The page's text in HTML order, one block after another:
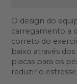
O design do
carregamento a
correto do
baixo através
placas para os
reduzir o